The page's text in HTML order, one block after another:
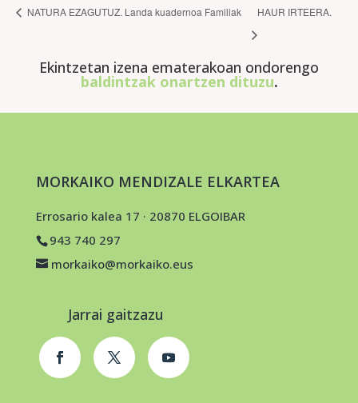
NATURA EZAGUTUZ. Landa kuadernoa Familiak HAUR IRTEERA.
Ekintzetan izena ematerakoan ondorengo
baldintzak onartzen dituzu.
MORKAIKO MENDIZALE ELKARTEA
Errosario kalea 17 · 20870 ELGOIBAR
943 740 297
morkaiko@morkaiko.eus
Jarrai gaitzazu